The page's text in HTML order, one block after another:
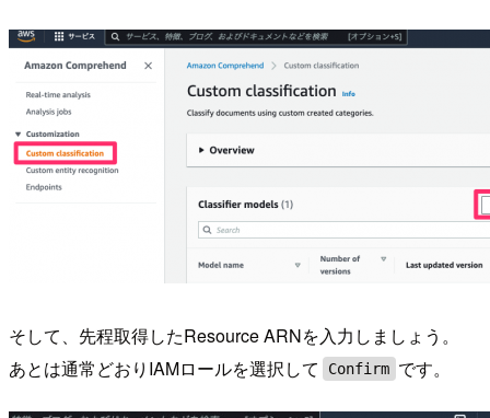
そして、先程取得したResource ARNを入力しましょう。
あとは通常どおりIAMロールを選択して
Confirm です。